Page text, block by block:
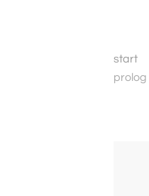
start
prolog